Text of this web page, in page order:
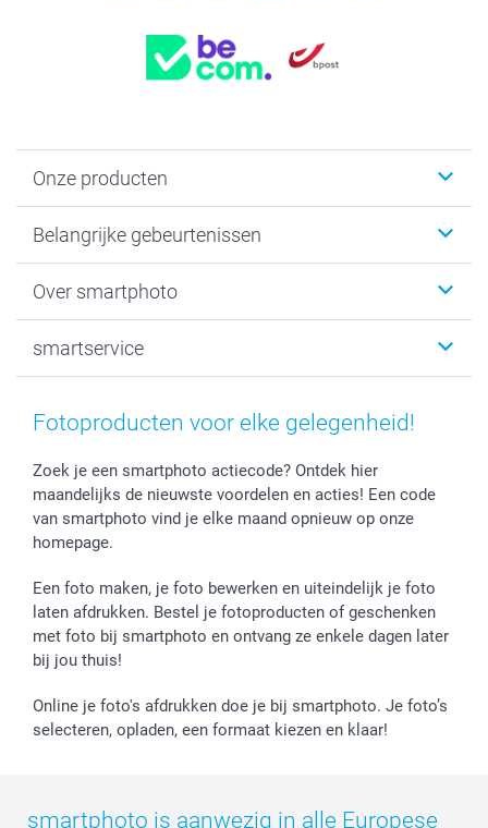
Onze producten
Fotogeschenken
Fotoprints, Fotoposter & Fotoalbum met fotoprints
MyNameBook
Stickers en Etiketten
Fotokalenders & Fotoagenda's
Belangrijke gebeurtenissen
Baby
Communie- en Lentefeest
Geschenken voor hem
Moederdag
Vaderdag
Verjaardag
Geboorte
Over smartphoto
Duurzaamheid
Voorwaarden
Klachtenregeling
Wettelijke garantie
Privacybeleid
Cookiebeleid
Prijslijst
Jobs & Stages
Investor Relations
smartservice
smartgarantie
Betalingsmogelijkheden
Grote bestellingen
Levering
Mijn orderstatus
smartfriends
Fotoproducten voor elke gelegenheid!
Zoek je een smartphoto actiecode? Ontdek hier
maandelijks de nieuwste voordelen en acties! Een code
van smartphoto vind je elke maand opnieuw op onze
homepage.
Een foto maken, je foto bewerken en uiteindelijk je foto
laten afdrukken. Bestel je fotoproducten of geschenken
met foto bij smartphoto en ontvang ze enkele dagen later
bij jou thuis!
Online je foto's afdrukken doe je bij smartphoto. Je foto’s
selecteren, opladen, een formaat kiezen en klaar!
smartphoto is aanwezig in alle Europese